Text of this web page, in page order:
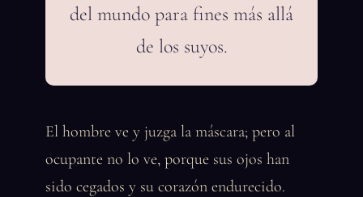
del mundo para fines más allá
de los suyos.
El hombre ve y juzga la máscara; pero al
ocupante no lo ve, porque sus ojos han
sido cegados y su corazón endurecido.